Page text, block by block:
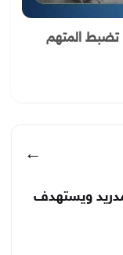
تضبط المتهم
←
ويستهدف